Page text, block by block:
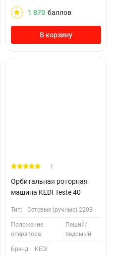
1 870 баллов
В корзину
1
Орбитальная роторная
машина KEDI Teste 40
Тип: Сетевые (ручные) 220В
Положение
оператора:
Пеший/
ведомый
Бренд: KEDI